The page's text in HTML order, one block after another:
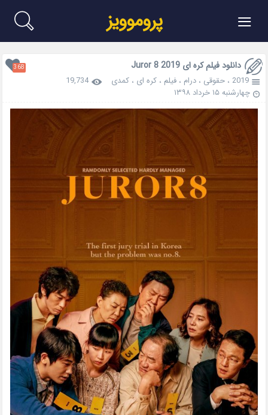
≡ پروموویز
دانلود فیلم کره ای Juror 8 2019 368
2019 ،حقوقی ،درام ،فیلم ،کره ای ،کمدی
19,734
چهارشنبه ۱۵ خرداد ۱۳۹۸